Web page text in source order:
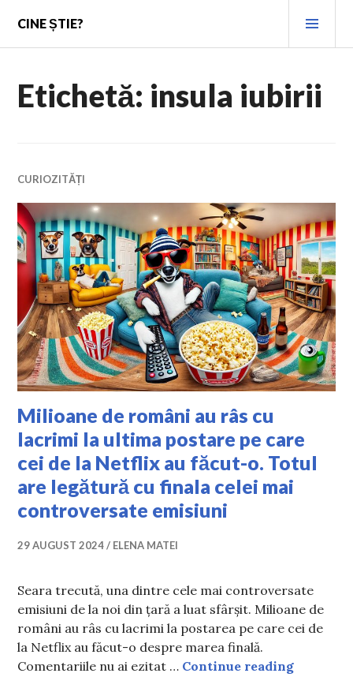
content
CINE ȘTIE?
Etichetă: insula iubirii
CURIOZITĂȚI
Milioane de români au râs cu
lacrimi la ultima postare pe care
cei de la Netflix au făcut-o. Totul
are legătură cu finala celei mai
controversate emisiuni
29 AUGUST 2024 ELENA MATEI
Seara trecută, una dintre cele mai controversate
emisiuni de la noi din țară a luat sfârșit. Milioane de
români au râs cu lacrimi la postarea pe care cei de
la Netflix au făcut-o despre marea finală.
Comentariile nu ai ezitat … Continue readingMilioane